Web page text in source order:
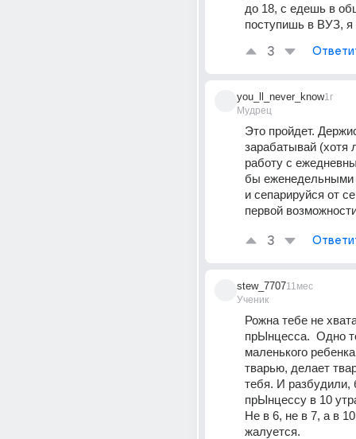
до 18, с едешь в
поступишь в ВУЗ,
3
you_ll_never_know
Мудрец
1г
Это пройдет.
зарабатывай (хотя
работу с
бы еженедельными
и сепарируйся от
первой
3
stew_7707
Ученик
11мес
Рожна тебе не
прЫнцесса.  Одно
маленького
тварью, делает
тебя. И разбудили,
прЫнцессу в 10
Не в 6, не в 7, а в
жалуется.